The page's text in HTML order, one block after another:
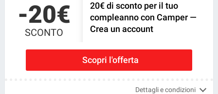
-20€
SCONTO
20€ di sconto per il tuo
compleanno con Camper —
Crea un account
Scopri l'offerta
Dettagli e condizioni